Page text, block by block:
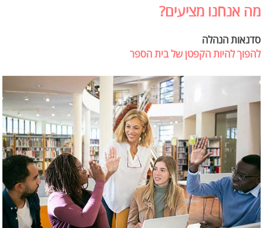
מה אנחנו מציעים?
סדנאות הנהלה
להפוך להיות הקפטן של בית הספר